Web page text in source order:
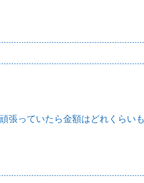
張っていたら金額はどれくらいも